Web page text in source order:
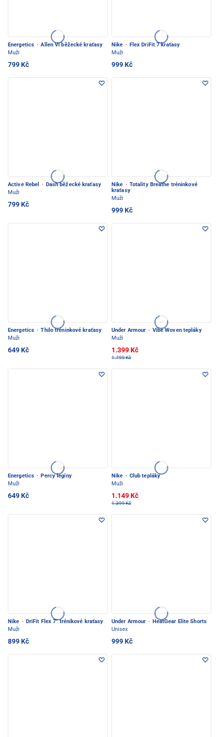
Energetics · Allen VI běžecké kraťasy
Muži
799 Kč
Nike · Flex DriFit 7 kraťasy
Muži
999 Kč
Active Rebel ·
Dash běžecké kraťasy
Muži
799 Kč
Nike · Totality Breathe tréninkové
kraťasy
Muži
999 Kč
Energetics · Thilo tréninkové kraťasy
Muži
649 Kč
Under Armour · Vibe Woven tepláky
Muži
1.399 Kč
1.799 Kč
Energetics · Percy legíny
Muži
649 Kč
Nike · Club tepláky
Muži
1.149 Kč
1.399 Kč
Nike · DriFit Flex 7'' trénikové kraťasy
Muži
899 Kč
Under Armour ·
HeatGear Elite Shorts
Unisex
999 Kč